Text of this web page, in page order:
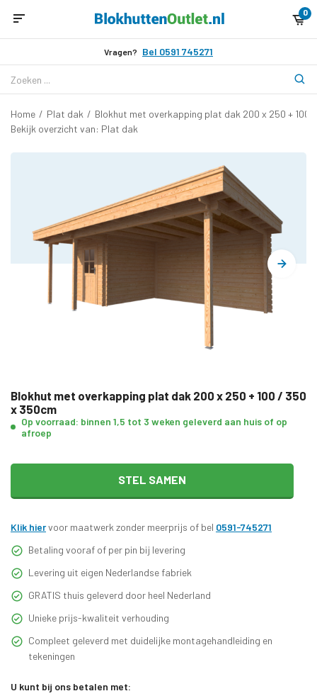
0
Vragen? Bel 0591 745271
Home / Plat dak / Blokhut met overkapping plat dak 200 x 250 + 100
Bekijk overzicht van: Plat dak
Blokhut met overkapping plat dak 200 x 250 + 100 / 350
x 350cm
Op voorraad: binnen 1,5 tot 3 weken geleverd aan huis of op
afroep
STEL SAMEN
Klik hiervoor maatwerk zonder meerprijs of bel 0591-745271
Betaling vooraf of per pin bij levering
Levering uit eigen Nederlandse fabriek
GRATIS thuis geleverd door heel Nederland
Unieke prijs-kwaliteit verhouding
Compleet geleverd met duidelijke montagehandleiding en
tekeningen
U kunt bij ons betalen met: